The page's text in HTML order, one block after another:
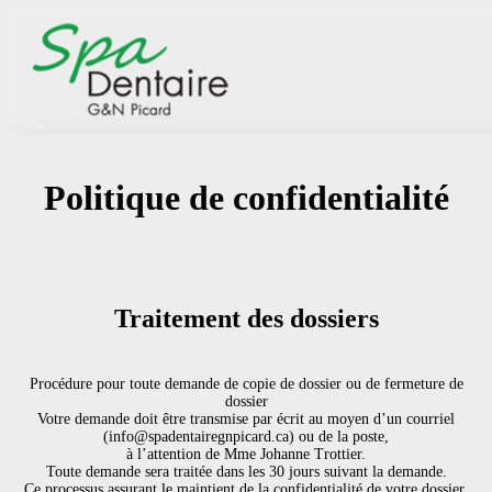
Politique de confidentialité
Traitement des dossiers
Procédure pour toute demande de copie de dossier ou de fermeture de
dossier
Votre demande doit être transmise par écrit au moyen d’un courriel
(info@spadentairegnpicard.ca) ou de la poste,
à l’attention de Mme Johanne Trottier.
Toute demande sera traitée dans les 30 jours suivant la demande.